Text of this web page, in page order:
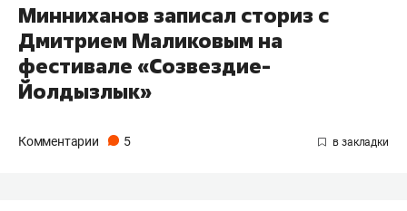
Минниханов записал сториз с
Дмитрием Маликовым на
фестивале «Созвездие-
Йолдызлык»
Комментарии 5